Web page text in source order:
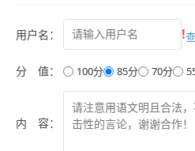
适合学习人群
想要学习Codex，零基础入门的
想要用AI实现办公自动化，提升
想要用Codex做开发、做内容的
已经在用Codex，但只会基础操
用户名： !
分 值： 100分 85分 70分
内 容：